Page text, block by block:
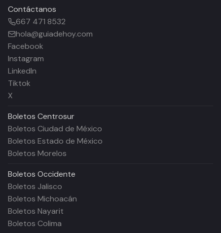
Contáctanos
667 471 8532
hola@guiadehoy.com
Facebook
Instagram
LinkedIn
Tiktok
X
Boletos Centrosur
Boletos Ciudad de México
Boletos Estado de México
Boletos Morelos
Boletos Occidente
Boletos Jalisco
Boletos Michoacán
Boletos Nayarit
Boletos Colima